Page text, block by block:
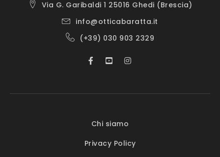
Via G. Garibaldi 1 25016 Ghedi (Brescia)
info@otticabaratta.it
(+39) 030 903 2329
Chi siamo
Privacy Policy